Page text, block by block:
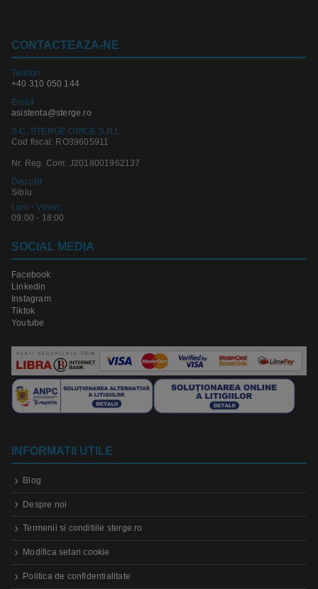
CONTACTEAZA-NE
Telefon:
+40 310 050 144
Email
asistenta@sterge.ro
S.C. STERGE ORICE S.R.L.
Cod fiscal: RO39605911
Nr. Reg. Com: J2018001962137
Depozit:
Sibiu
Luni - Vineri:
09:00 - 18:00
SOCIAL MEDIA
Facebook
Linkedin
Instagram
Tiktok
Youtube
INFORMATII UTILE
Blog
Despre noi
Termenii si conditiile sterge.ro
Modifica setari cookie
Politica de confidentialitate